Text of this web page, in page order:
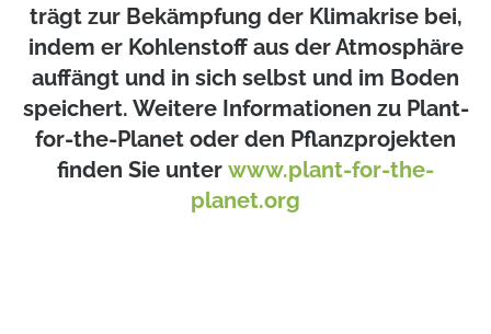
trägt zur Bekämpfung der Klimakrise bei,
indem er Kohlenstoff aus der Atmosphäre
auffängt und in sich selbst und im Boden
speichert. Weitere Informationen zu Plant-
for-the-Planet oder den Pflanzprojekten
finden Sie unter www.plant-for-the-
planet.org